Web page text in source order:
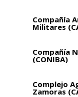
Compañía
Militares
Compañía
(CONIBA)
Complejo
Zamoras